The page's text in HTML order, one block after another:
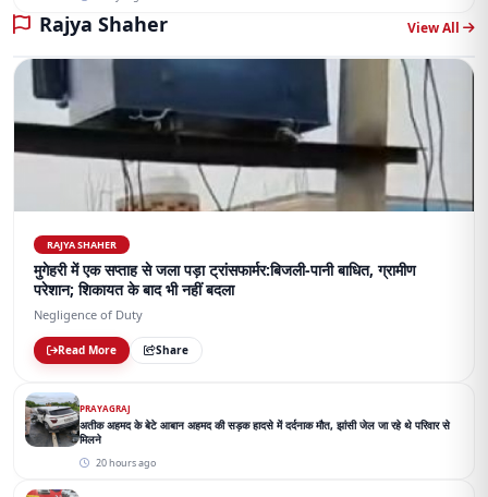
Rajya Shaher View All
RAJYA SHAHER
मुगेहरी में एक सप्ताह से जला पड़ा ट्रांसफार्मर:बिजली-पानी बाधित, ग्रामीण
परेशान; शिकायत के बाद भी नहीं बदला
Negligence of Duty
Read More Share
PRAYAGRAJ
अतीक अहमद के बेटे आबान अहमद की सड़क हादसे में दर्दनाक मौत, झांसी जेल जा रहे थे परिवार से
मिलने
20 hours ago